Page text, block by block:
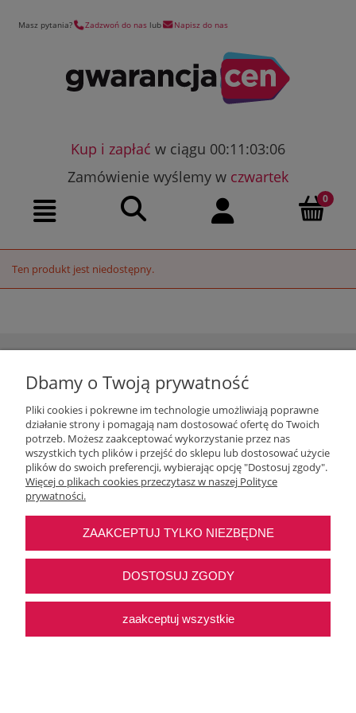
Masz pytania? Zadzwoń do nas lub Napisz do nas
Kup i zapłać w ciągu 00:11:03:06
Zamówienie wyślemy w czwartek
Ten produkt jest niedostępny.
Moje konto
O nas
Najczęstsze pytania
Pomoc
Dbamy o Twoją prywatność
Pliki cookies i pokrewne im technologie umożliwiają poprawne
działanie strony i pomagają nam dostosować ofertę do Twoich
potrzeb. Możesz zaakceptować wykorzystanie przez nas
wszystkich tych plików i przejść do sklepu lub dostosować użycie
plików do swoich preferencji, wybierając opcję "Dostosuj zgody".
Więcej o plikach cookies przeczytasz w naszej Polityce
prywatności.
ZAAKCEPTUJ TYLKO NIEZBĘDNE
DOSTOSUJ ZGODY
zaakceptuj wszystkie